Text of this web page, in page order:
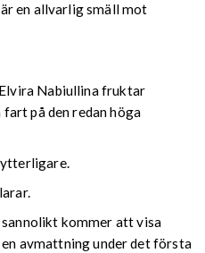
en allvarlig smäll mot
Nabiullina fruktar
på den redan höga
ytterligare.
sannolikt kommer att visa
avmattning under det första